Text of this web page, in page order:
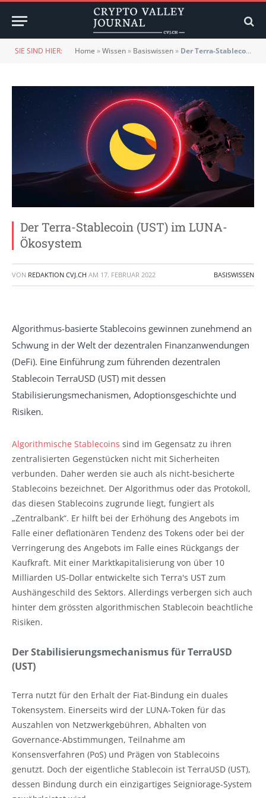
SIE SIND HIER: Home »Wissen» Basiswissen» Der Terra-Stablecoin (UST) im LUNA-Ökosystem
Der Terra-Stablecoin (UST) im LUNA-
Ökosystem
VON REDAKTION CVJ.CH AM 17. FEBRUAR 2022 BASISWISSEN
Algorithmus-basierte Stablecoins gewinnen zunehmend an
Schwung in der Welt der dezentralen Finanzanwendungen
(DeFi). Eine Einführung zum führenden dezentralen
Stablecoin TerraUSD (UST) mit dessen
Stabilisierungsmechanismen, Adoptionsgeschichte und
Risiken.
Algorithmische Stablecoins sind im Gegensatz zu ihren
zentralisierten Gegenstücken nicht mit Sicherheiten
verbunden. Daher werden sie auch als nicht-besicherte
Stablecoins bezeichnet. Der Algorithmus oder das Protokoll,
das diesen Stablecoins zugrunde liegt, fungiert als
„Zentralbank“. Er hilft bei der Erhöhung des Angebots im
Falle einer deflationären Tendenz des Tokens oder bei der
Verringerung des Angebots im Falle eines Rückgangs der
Kaufkraft. Mit einer Marktkapitalisierung von über 10
Milliarden US-Dollar entwickelte sich Terra's UST zum
Aushängeschild des Sektors. Allerdings verbergen sich auch
hinter dem grössten algorithmischen Stablecoin beachtliche
Risiken.
Der Stabilisierungsmechanismus für TerraUSD
(UST)
Terra nutzt für den Erhalt der Fiat-Bindung ein duales
Tokensystem. Einerseits wird der LUNA-Token für das
Auszahlen von Netzwerkgebühren, Abhalten von
Governance-Abstimmungen, Teilnahme am
Konsensverfahren (PoS) und Prägen von Stablecoins
genutzt. Doch der eigentliche Stablecoin ist TerraUSD (UST),
dessen Bindung durch ein einzigartiges Seigniorage-System